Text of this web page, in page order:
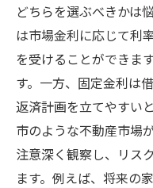
市場の動向を
地域経済の
不動産エー
不動産売却にお
売却後の資
ローンを活用
どちらを選ぶべきかは
は市場金利に応じて利
を受けることができま
す。一方、固定金利は
返済計画を立てやすい
市のような不動産市場
注意深く観察し、リス
ます。例えば、将来の